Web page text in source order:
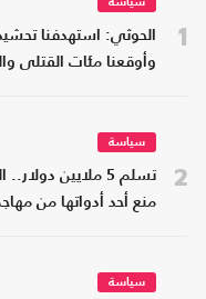
1
سياسة
الحوثي: استهدفنا
وأوقعنا مئات القتلى
2
سياسة
تسلم 5 ملايين
منع أحد أدواتها من
سياسة